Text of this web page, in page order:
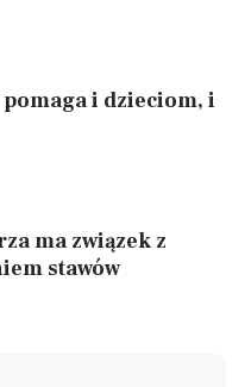
i dzieciom, i
ma związek z
stawów